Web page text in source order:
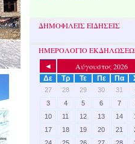
ΔΗΜΟΦΙΛΕΙΣ ΕΙΔΗΣΕΙΣ
ΗΜΕΡΟΛΟΓΙΟ
◄ Αύγουστος 2026
Δε
Τρ Τε Πε Πα
27 28 29 30 31
3
4 5 6 7
10
11 12 13 14
17
18 19 20 21